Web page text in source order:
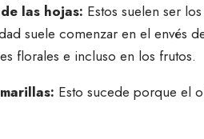
las hojas: Estos suelen ser
suele comenzar en el envés
florales e incluso en los frutos.
: Esto sucede porque el